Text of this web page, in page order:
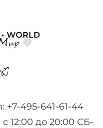
495-641-61-44
12:00 до 20:00 СБ-